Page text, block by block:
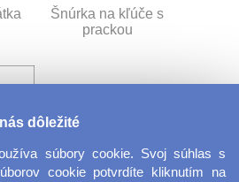
Šnúrka na kľúče s
prackou
dôležité
súbory cookie. Svoj súhlas s
cookie potvrdíte kliknutím na